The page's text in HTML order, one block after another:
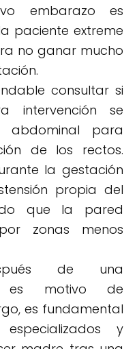
embarazo es
paciente extreme
no ganar mucho
consultar si
intervención se
para
de los rectos.
la gestación
propia del
que la pared
zonas menos
de una
es motivo de
es fundamental
y